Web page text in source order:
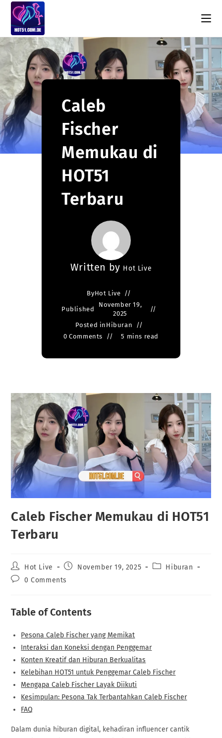
Skip
content
Caleb
Fischer
Memukau di
HOT51
Terbaru
Written by Hot Live
ByHot Live
Published
November 19,
2025
Posted in Hiburan
0 Comments
5 mins read
Caleb Fischer Memukau di HOT51
Terbaru
Post
author:
Hot Live
PostNovember 19, 2025
PostHiburan
Post0 Comments
Table of Contents
Pesona Caleb Fischer yang Memikat
Interaksi dan Koneksi dengan Penggemar
Konten Kreatif dan Hiburan Berkualitas
Kelebihan HOT51 untuk Penggemar Caleb Fischer
Mengapa Caleb Fischer Layak Diikuti
Kesimpulan: Pesona Tak Terbantahkan Caleb Fischer
FAQ
Dalam dunia hiburan digital, kehadiran influencer cantik